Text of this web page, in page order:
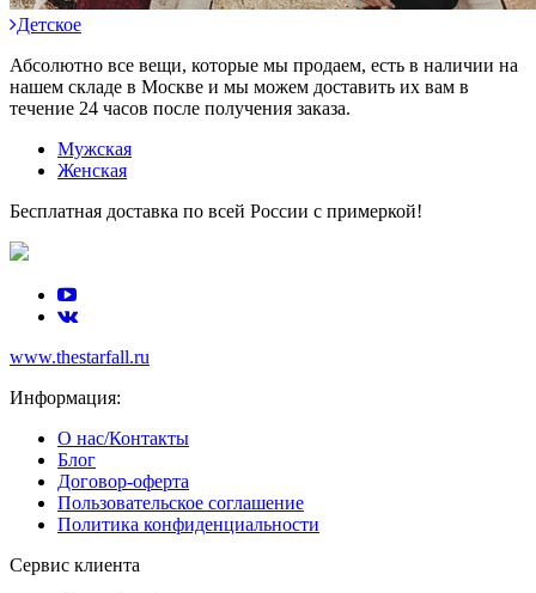
Детское
Абсолютно все вещи, которые мы продаем, есть в наличии на
нашем складе в Москве и мы можем доставить их вам в
течение 24 часов после получения заказа.
Мужская
Женская
Бесплатная доставка по всей России с примеркой!
www.thestarfall.ru
Информация:
О нас/Контакты
Блог
Договор-оферта
Пользовательское соглашение
Политика конфиденциальности
Сервис клиента